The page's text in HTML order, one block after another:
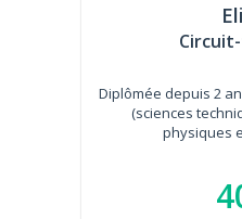
Diplômée depuis 2
(sciences
physiques